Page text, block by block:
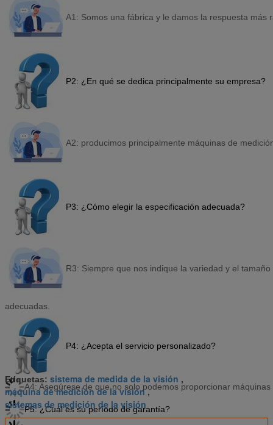
A1: Somos una fábrica y le damos la respuesta más
P2: ¿En qué se dedica principalmente su empresa?
A2: producimos principalmente máquinas de
P3: ¿Cómo elegir la especificación adecuada?
R3: Siempre que nos indique la variedad y el
adecuadas.
P4: ¿Acepta el servicio personalizado?
A4: Asegúrese de que no solo podemos proporcionar
P5: ¿Cuál es su período de garantía?
Etiquetas: sistema de medida de la visión ,
máquina de medición de la visión,
sistemas de medición de la visión